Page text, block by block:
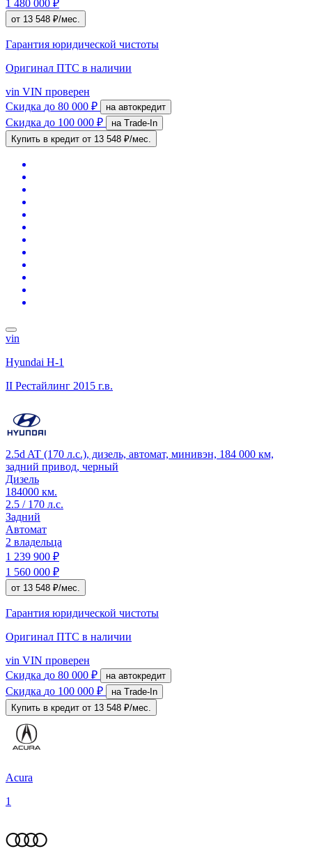
1 480 000 ₽
от 13 548 ₽/мес.
Гарантия юридической чистоты
Оригинал ПТС в наличии
vin VIN проверен
Скидка до 80 000 ₽ на автокредит
Скидка до 100 000 ₽
на Trade-In
Купить в кредит от 13 548 ₽/мес.
vin
Hyundai H-1
II Рестайлинг 2015 г.в.
2.5d AT (170 л.с.), дизель, автомат, минивэн, 184 000 км,
задний привод, черный
Дизель
184000 км.
2.5 / 170 л.с.
Задний
Автомат
2 владельца
1 239 900 ₽
1 560 000 ₽
от 13 548 ₽/мес.
Гарантия юридической чистоты
Оригинал ПТС в наличии
vin VIN проверен
Скидка до 80 000 ₽ на автокредит
Скидка до 100 000 ₽
на Trade-In
Купить в кредит от 13 548 ₽/мес.
Acura
1